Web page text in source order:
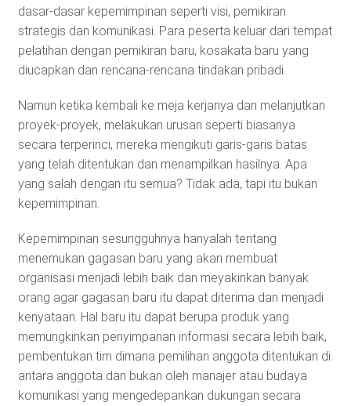
dasar-dasar kepemimpinan seperti visi, pemikiran
strategis dan komunikasi. Para peserta keluar dari tempat
pelatihan dengan pemikiran baru, kosakata baru yang
diucapkan dan rencana-rencana tindakan pribadi.
Namun ketika kembali ke meja kerjanya dan melanjutkan
proyek-proyek, melakukan urusan seperti biasanya
secara terperinci, mereka mengikuti garis-garis batas
yang telah ditentukan dan menampilkan hasilnya. Apa
yang salah dengan itu semua? Tidak ada, tapi itu bukan
kepemimpinan.
Kepemimpinan sesungguhnya hanyalah tentang
menemukan gagasan baru yang akan membuat
organisasi menjadi lebih baik dan meyakinkan banyak
orang agar gagasan baru itu dapat diterima dan menjadi
kenyataan. Hal baru itu dapat berupa produk yang
memungkinkan penyimpanan informasi secara lebih baik,
pembentukan tim dimana pemilihan anggota ditentukan di
antara anggota dan bukan oleh manajer atau budaya
komunikasi yang mengedepankan dukungan secara